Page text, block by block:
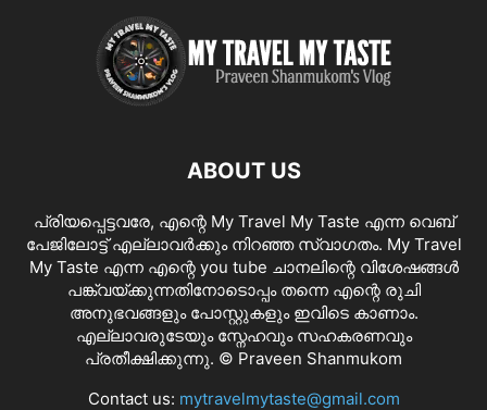
ABOUT US
പ്രിയപ്പെട്ടവരേ, എന്റെ My Travel My Taste എന്ന വെബ്
പേജിലോട്ട് എല്ലാവർക്കും നിറഞ്ഞ സ്വാഗതം. My Travel
My Taste എന്ന എന്റെ you tube ചാനലിന്റെ വിശേഷങ്ങൾ
പങ്ക്വയ്ക്കുന്നതിനോടൊപ്പം തന്നെ എന്റെ രുചി
അനുഭവങ്ങളും പോസ്റ്റുകളും ഇവിടെ കാണാം.
എല്ലാവരുടേയും സ്നേഹവും സഹകരണവും
പ്രതീക്ഷിക്കുന്നു. © Praveen Shanmukom
Contact us: mytravelmytaste@gmail.com